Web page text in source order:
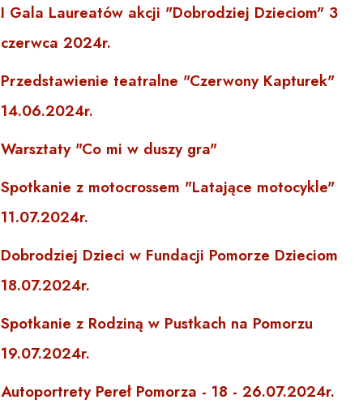
I Gala Laureatów akcji "Dobrodziej Dzieciom" 3
czerwca 2024r.
Przedstawienie teatralne "Czerwony Kapturek"
14.06.2024r.
Warsztaty "Co mi w duszy gra"
Spotkanie z motocrossem "Latające motocykle"
11.07.2024r.
Dobrodziej Dzieci w Fundacji Pomorze Dzieciom
18.07.2024r.
Spotkanie z Rodziną w Pustkach na Pomorzu
19.07.2024r.
Autoportrety Pereł Pomorza - 18 - 26.07.2024r.